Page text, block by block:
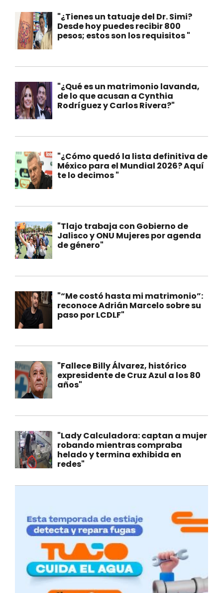
"¿Tienes un tatuaje del Dr. Simi?
Desde hoy puedes recibir 800
pesos; estos son los requisitos "
"¿Qué es un matrimonio lavanda,
de lo que acusan a Cynthia
Rodríguez y Carlos Rivera?"
"¿Cómo quedó la lista definitiva de
México para el Mundial 2026? Aquí
te lo decimos "
"Tlajo trabaja con Gobierno de
Jalisco y ONU Mujeres por agenda
de género"
"“Me costó hasta mi matrimonio”:
reconoce Adrián Marcelo sobre su
paso por LCDLF"
"Fallece Billy Álvarez, histórico
expresidente de Cruz Azul a los 80
años"
"Lady Calculadora: captan a mujer
robando mientras compraba
helado y termina exhibida en
redes"